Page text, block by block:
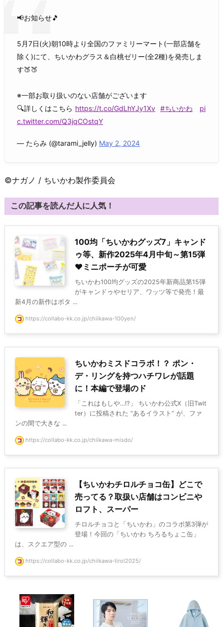
📢お知らせ🎵
5月7日(火)朝10時より全国のファミリーマート(一部店舗を
除く)にて、ちいかわグラス＆白桃ゼリー(全2種)を発売しま
す🍑🍑
※一部お取り扱いのない店舗がございます
🔍詳しくはこちら https://t.co/GdLhYJy1Xv #ちいかわ
pi
c.twitter.com/Q3jqCOstqY
— たらみ (@tarami_jelly) May 2, 2024
©ナガノ / ちいかわ製作委員会
この記事を読んだ人に人気！
100均「ちいかわグッズ7」キャンド
ゥ等、新作2025年4月中旬～第15弾
♥ミニポーチが可愛
ちいかわ100均グッズの2025年新商品第15弾
がキャンドゥやセリア、ワッツ等で発売！最
新4月の新作はボタ ...
https://collabo-kk.co.jp/chiikawa-100yen/
ちいかわミスドコラボ！？ ポン・
デ・リングを持つハチワレが話題
に！本編で登場のド
「これはもしや…⁉」 ちいかわ公式X（旧Twit
ter）に投稿された “あるイラスト” が、ファ
ンの間で大きな ...
https://collabo-kk.co.jp/chiikawa-misdo/
【ちいかわチロルチョコ缶】どこで
売ってる？取扱い店舗はコンビニや
ロフト、スーパー
チロルチョコと「ちいかわ」のコラボ第3弾が
登場！今回の「ちいかわ ちろるちょこ缶」
は、スクエア型の ...
https://collabo-kk.co.jp/chiikawa-tirol2025/